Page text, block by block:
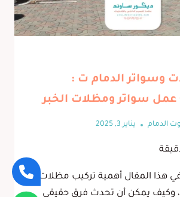
وسواتر الدمام ت :
الدمام يناير 3, 2025
المقال أهمية تركيب مظلات
، وكيف يمكن أن تحدث فرق حقيقي